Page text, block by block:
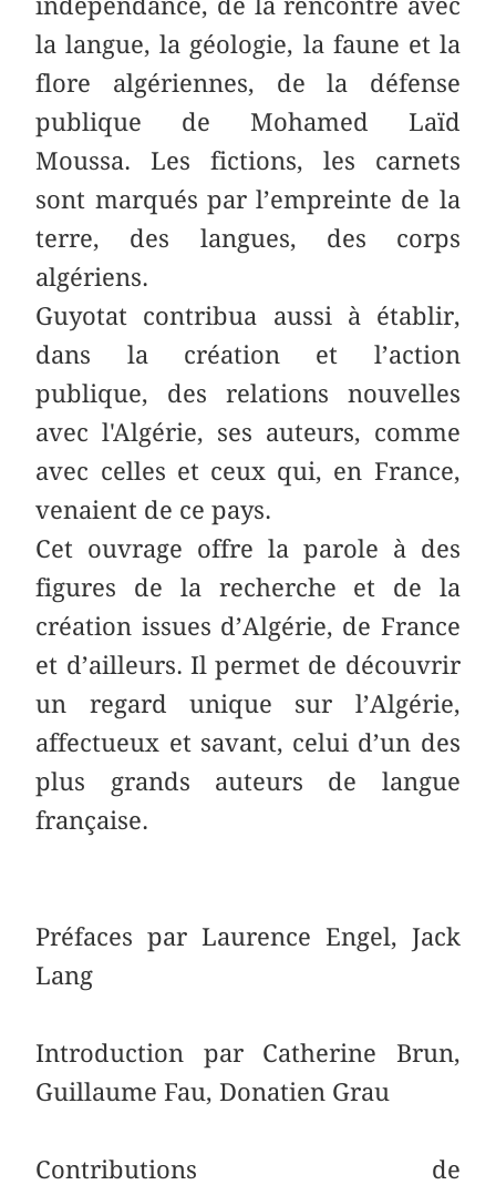
la langue, la géologie, la faune et la
flore algériennes, de la défense
publique de Mohamed Laïd
Moussa. Les fictions, les carnets
sont marqués par l’empreinte de la
terre, des langues, des corps
algériens.
Guyotat contribua aussi à établir,
dans la création et l’action
publique, des relations nouvelles
avec l'Algérie, ses auteurs, comme
avec celles et ceux qui, en France,
venaient de ce pays.
Cet ouvrage offre la parole à des
figures de la recherche et de la
création issues d’Algérie, de France
et d’ailleurs. Il permet de découvrir
un regard unique sur l’Algérie,
affectueux et savant, celui d’un des
plus grands auteurs de langue
française.
Préfaces par Laurence Engel, Jack
Lang
Introduction par Catherine Brun,
Guillaume Fau, Donatien Grau
Contributions de